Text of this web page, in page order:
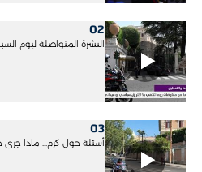
02
النشرة المتواصلة ليوم السبت 8 آب
03
أسئلة حول كرم... ماذا جرى